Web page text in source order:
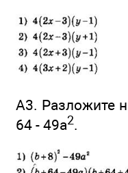
А3. Разложите
64 - 49а2.